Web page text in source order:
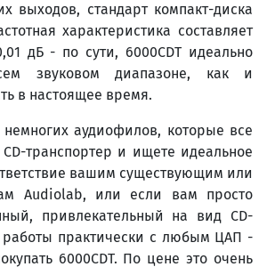
выходов, стандарт компакт-диска
характеристика составляет
дБ - по сути, 6000CDT идеально
звуковом диапазоне, как и
в настоящее время.
аудиофилов, которые все
транспортер и ищете идеальное
вашим существующим или
Audiolab, или если вам просто
привлекательный на вид CD-
работы практически с любым ЦАП -
6000CDT. По цене это очень